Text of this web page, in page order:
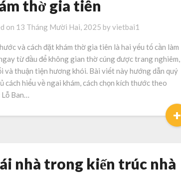
thờ gia tiên
on 13 Tháng Mười Hai, 2025 byvietbai1
và cách đặt khám thờ gia tiên là hai yếu tố cần làm
từ đầu để không gian thờ cúng được trang nghiêm,
và thuận tiện hương khói. Bài viết này hướng dẫn quý
cách hiểu về ngai khám, cách chọn kích thước theo
Ban…
+
nhà trong kiến trúc nhà